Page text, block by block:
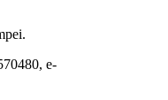
e-